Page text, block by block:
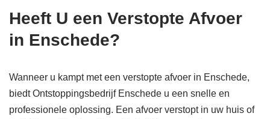
Heeft U een Verstopte Afvoer
in Enschede?
Wanneer u kampt met een verstopte afvoer in Enschede,
biedt Ontstoppingsbedrijf Enschede u een snelle en
professionele oplossing. Een afvoer verstopt in uw huis of